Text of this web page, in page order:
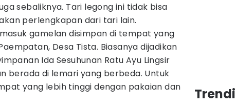
sebaliknya. Tari legong ini tidak bisa
perlengkapan dari tari lain.
gamelan disimpan di tempat yang
Desa Tista. Biasanya dijadikan
Ida Sesuhunan Ratu Ayu Lingsir
berada di lemari yang berbeda. Untuk
yang lebih tinggi dengan pakaian dan